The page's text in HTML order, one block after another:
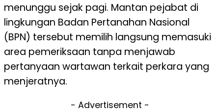
menunggu sejak pagi. Mantan pejabat di
lingkungan Badan Pertanahan Nasional
(BPN) tersebut memilih langsung memasuki
area pemeriksaan tanpa menjawab
pertanyaan wartawan terkait perkara yang
menjeratnya.
- Advertisement -